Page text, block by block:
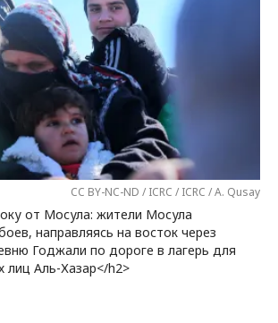
CC BY-NC-ND / ICRC / ICRC / A. Qusay
от Мосула: жители Мосула
направляясь на восток через
Годжали по дороге в лагерь для
лиц Аль-Хазар</h2>